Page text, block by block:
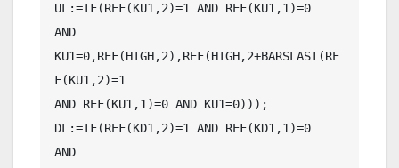
UL:=IF(REF(KU1,2)=1 AND REF(KU1,1)=0
AND
KU1=0,REF(HIGH,2),REF(HIGH,2+BARSLAST(RE
F(KU1,2)=1
AND REF(KU1,1)=0 AND KU1=0)));
DL:=IF(REF(KD1,2)=1 AND REF(KD1,1)=0
AND